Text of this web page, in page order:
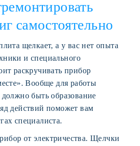
самостоятельно
щелкает, а у вас нет опыта
и специального
раскручивать прибор
Вообще для работы
должно быть образование
действий поможет вам
специалиста.
от электричества. Щелчки